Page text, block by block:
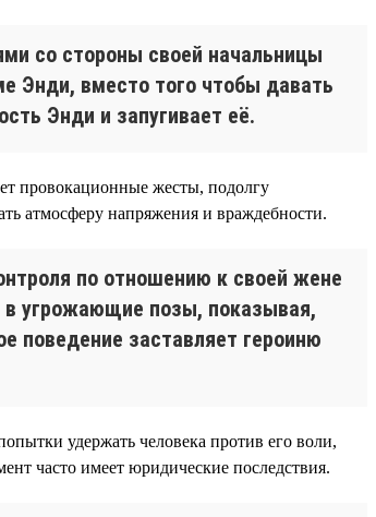
со стороны своей начальницы
Энди, вместо того чтобы давать
Энди и запугивает её.
провокационные жесты, подолгу
атмосферу напряжения и враждебности.
по отношению к своей жене
в угрожающие позы, показывая,
поведение заставляет героиню
удержать человека против его воли,
часто имеет юридические последствия.